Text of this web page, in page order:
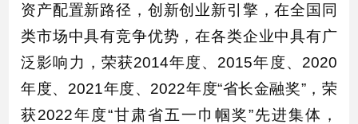
资产配置新路径，创新创业新引擎，在全国同
类市场中具有竞争优势，在各类企业中具有广
泛影响力，荣获2014年度、2015年度、2020
年度、2021年度、2022年度“省长金融奖”，荣
获2022年度“甘肃省五一巾帼奖”先进集体，